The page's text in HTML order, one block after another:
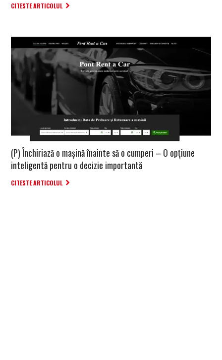
CITESTE ARTICOLUL
(P) Închiriază o mașină înainte să o cumperi – O opțiune
inteligentă pentru o decizie importantă
CITESTE ARTICOLUL